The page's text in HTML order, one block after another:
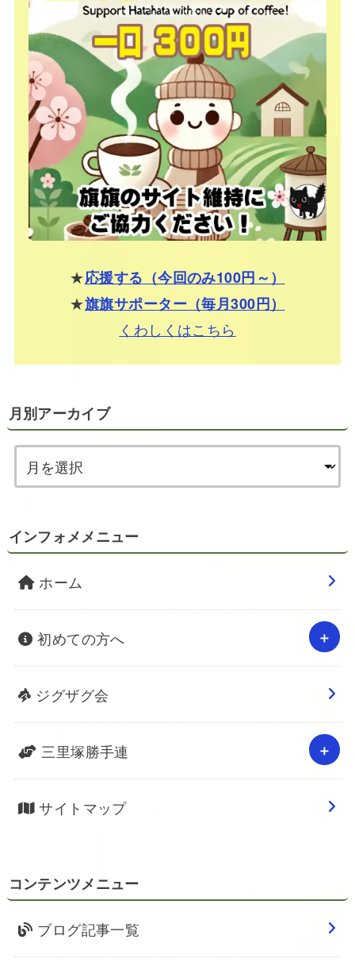
★応援する（今回のみ100円～）
★旗旗サポーター（毎月300円）
くわしくはこちら
月別アーカイブ
インフォメメニュー
ホーム
初めての方へ
ジグザグ会
三里塚勝手連
サイトマップ
コンテンツメニュー
ブログ記事一覧